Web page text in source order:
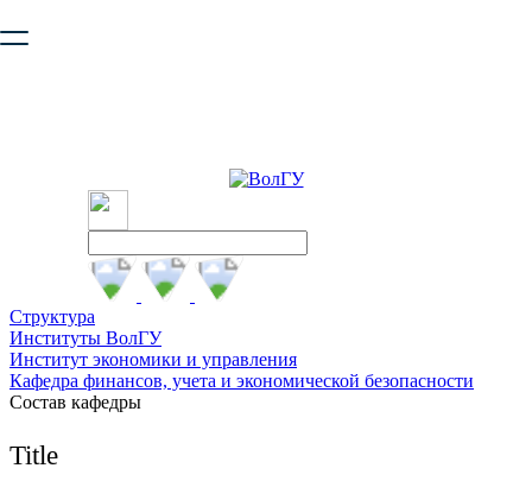
безопасную работу с сайтом. Пожалуйста
Структура
Институты ВолГУ
Институт экономики и управления
Кафедра финансов, учета и экономической безопасности
Состав кафедры
Title